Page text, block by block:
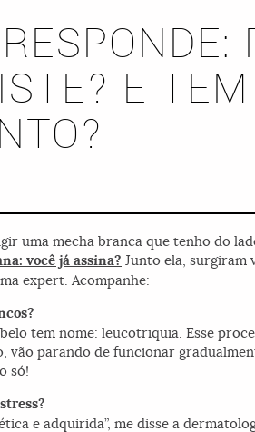
E
uma mecha branca que tenho do
você já assina? Junto ela, surgiram
expert. Acompanhe:
tem nome: leucotriquia. Esse
vão parando de funcionar
só!
e adquirida”, me disse a